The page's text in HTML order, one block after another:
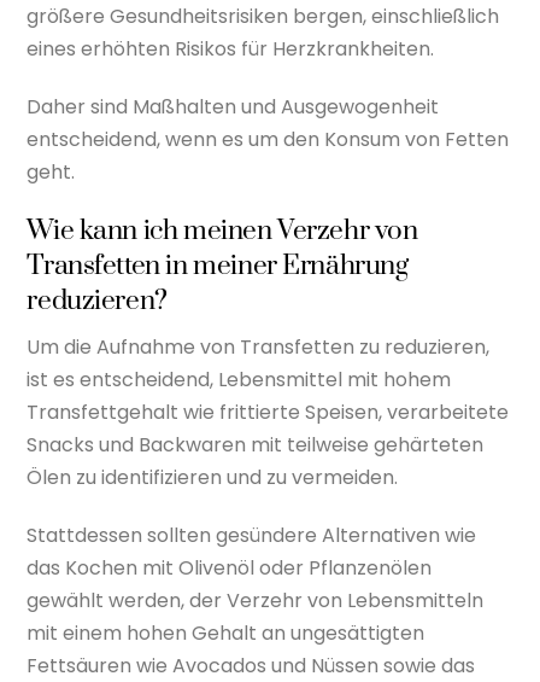
größere Gesundheitsrisiken bergen, einschließlich
eines erhöhten Risikos für Herzkrankheiten.
Daher sind Maßhalten und Ausgewogenheit
entscheidend, wenn es um den Konsum von Fetten
geht.
Wie kann ich meinen Verzehr von
Transfetten in meiner Ernährung
reduzieren?
Um die Aufnahme von Transfetten zu reduzieren,
ist es entscheidend, Lebensmittel mit hohem
Transfettgehalt wie frittierte Speisen, verarbeitete
Snacks und Backwaren mit teilweise gehärteten
Ölen zu identifizieren und zu vermeiden.
Stattdessen sollten gesündere Alternativen wie
das Kochen mit Olivenöl oder Pflanzenölen
gewählt werden, der Verzehr von Lebensmitteln
mit einem hohen Gehalt an ungesättigten
Fettsäuren wie Avocados und Nüssen sowie das